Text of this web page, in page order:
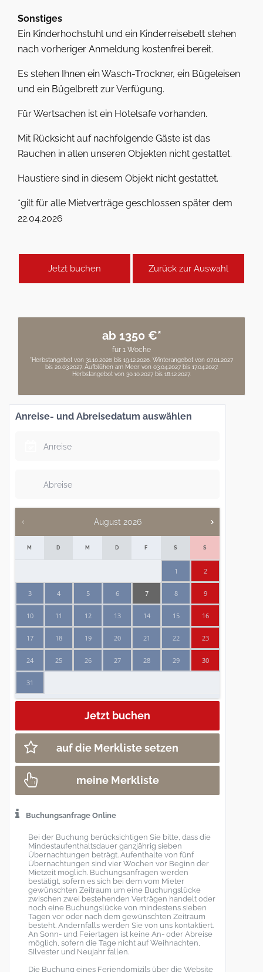
Sonstiges
Ein Kinderhochstuhl und ein Kinderreisebett stehen
nach vorheriger Anmeldung kostenfrei bereit.
Es stehen Ihnen ein Wasch-Trockner, ein Bügeleisen
und ein Bügelbrett zur Verfügung.
Für Wertsachen ist ein Hotelsafe vorhanden.
Mit Rücksicht auf nachfolgende Gäste ist das
Rauchen in allen unseren Objekten nicht gestattet.
Haustiere sind in diesem Objekt nicht gestattet.
*gilt für alle Mietverträge geschlossen später dem
22.04.2026
Jetzt buchen Zurück zur Auswahl
ab 1350 €*
für 1 Woche
*Herbstangebot von 31.10.2026 bis 19.12.2026. Winterangebot von 07.01.2027
bis 20.03.2027. Aufblühen am Meer von 03.04.2027 bis 17.04.2027.
Herbstangebot von 30.10.2027 bis 18.12.2027.
Anreise- und Abreisedatum auswählen
August 2026
M D M D F S S
1 2
3 4 5 6 7 8 9
10 11 12 13 14 15 16
17 18 19 20 21 22 23
24 25 26 27 28 29 30
31
auf die Merkliste setzen
meine Merkliste
Buchungsanfrage Online
Bei der Buchung berücksichtigen Sie bitte, dass die
Mindestaufenthaltsdauer ganzjährig sieben
Übernachtungen beträgt. Aufenthalte von fünf
Übernachtungen sind vier Wochen vor Beginn der
Mietzeit möglich. Buchungsanfragen werden
bestätigt, sofern es sich bei dem vom Mieter
gewünschten Zeitraum um eine Buchungslücke
zwischen zwei bestehenden Verträgen handelt oder
noch eine Buchungslücke von mindestens sieben
Tagen vor oder nach dem gewünschten Zeitraum
besteht. Andernfalls werden Sie von uns kontaktiert.
An Sonn- und Feiertagen ist keine An- oder Abreise
möglich, sofern die Tage nicht auf Weihnachten,
Silvester und Neujahr fallen.
Die Buchung eines Feriendomizils über die Website